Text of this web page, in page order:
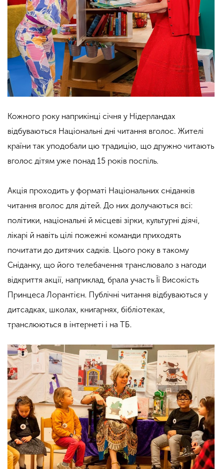
Кожного року наприкінці січня у Нідерландах
відбуваються Національні дні читання вголос. Жителі
країни так уподобали цю традицію, що дружно читають
вголос дітям уже понад 15 років поспіль.
Акція проходить у форматі Національних сніданків
читання вголос для дітей. До них долучаються всі:
політики, національні й місцеві зірки, культурні діячі,
лікарі й навіть цілі пожежні команди приходять
почитати до дитячих садків. Цього року в такому
Сніданку, що його телебачення транслювало з нагоди
відкриття акції, наприклад, брала участь Її Високість
Принцеса Лорантієн. Публічні читання відбуваються у
дитсадках, школах, книгарнях, бібліотеках,
транслюються в інтернеті і на ТБ.